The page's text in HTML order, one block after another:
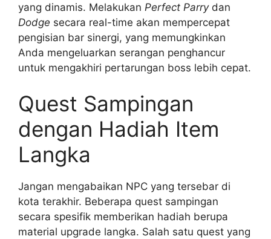
yang dinamis. Melakukan Perfect Parrydan
Dodge secara real-time akan mempercepat
pengisian bar sinergi, yang memungkinkan
Anda mengeluarkan serangan penghancur
untuk mengakhiri pertarungan boss lebih cepat.
Quest Sampingan
dengan Hadiah Item
Langka
Jangan mengabaikan NPC yang tersebar di
kota terakhir. Beberapa quest sampingan
secara spesifik memberikan hadiah berupa
material upgrade langka. Salah satu quest yang